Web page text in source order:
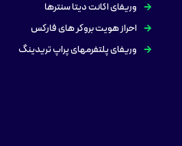
وریفای اکانت دیتا سنترها
احراز هویت بروکر های فارکس
وریفای پلتفرمهای پراپ تریدینگ